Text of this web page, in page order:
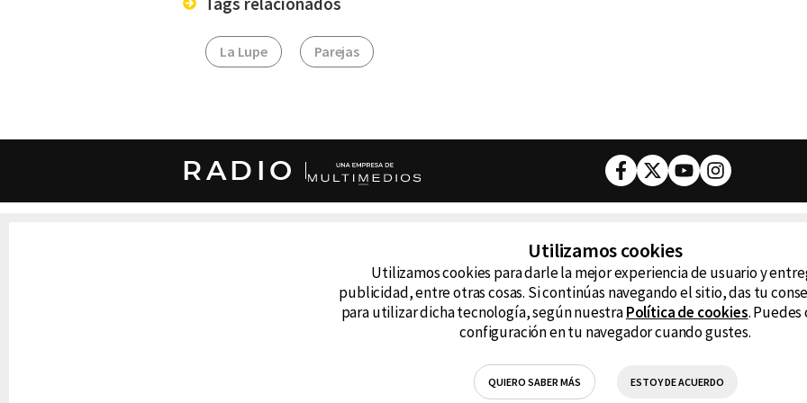
La Lupe Parejas
RADIO Facebook
TwitterYoutubeInstagram
cualquier medio electrónico o magnético.
D99
La Caliente
RG Deportiva
Utilizamos cookies
Utilizamos cookies para darle la mejor experiencia de usuario y
publicidad, entre otras cosas. Si continúas navegando el sitio, das tu
para utilizar dicha tecnología, según nuestraPolítica de cookies. Puedes
configuración en tu navegador cuando gustes.
QUIERO SABER MÁS ESTOY DE ACUERDO